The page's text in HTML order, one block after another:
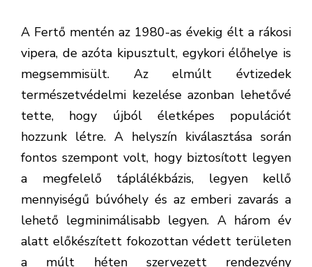
A Fertő mentén az 1980-as évekig élt a rákosi
vipera, de azóta kipusztult, egykori élőhelye is
megsemmisült. Az elmúlt évtizedek
természetvédelmi kezelése azonban lehetővé
tette, hogy újból életképes populációt
hozzunk létre. A helyszín kiválasztása során
fontos szempont volt, hogy biztosított legyen
a megfelelő táplálékbázis, legyen kellő
mennyiségű búvóhely és az emberi zavarás a
lehető legminimálisabb legyen. A három év
alatt előkészített fokozottan védett területen
a múlt héten szervezett rendezvény